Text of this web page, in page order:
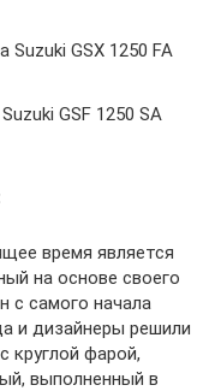
GSX 1250 FA
GSF 1250 SA
время является
на основе своего
с самого начала
и дизайнеры решили
круглой фарой,
выполненный в